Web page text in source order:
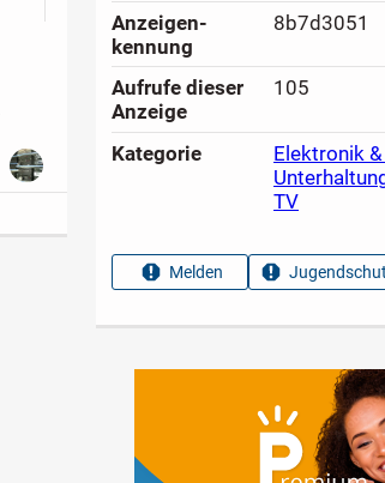
Anzeigen­
kennung
8b7d3051
Aufrufe dieser
Anzeige
105
Kategorie Elektronik
TV
Melden